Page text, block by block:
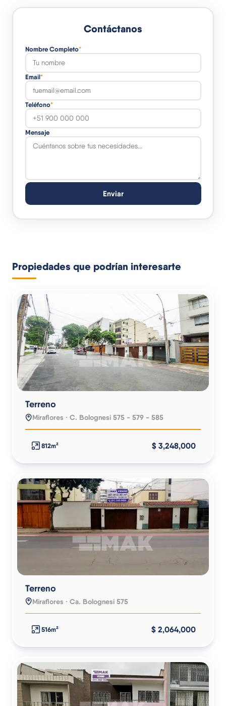
Contáctanos
Nombre Completo*
Email*
Teléfono*
Mensaje
Enviar
Propiedades que podrían interesarte
Terreno
Miraflores · C. Bolognesi 575 - 579 - 585
812m² $ 3,248,000
Terreno
Miraflores · Ca. Bolognesi 575
516m² $ 2,064,000